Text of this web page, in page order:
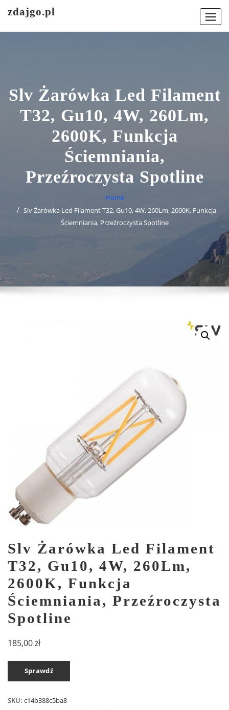
zdajgo.pl
Slv Żarówka Led Filament
T32, Gu10, 4W, 260Lm,
2600K, Funkcja
Ściemniania,
Przeźroczysta Spotline
Home
Slv Żarówka Led Filament T32, Gu10, 4W, 260Lm, 2600K, Funkcja
Ściemniania, Przeźroczysta Spotline
Slv Żarówka Led Filament
T32, Gu10, 4W, 260Lm,
2600K, Funkcja
Ściemniania, Przeźroczysta
Spotline
185,00zł
Sprawdź
SKU: c14b388c5ba8